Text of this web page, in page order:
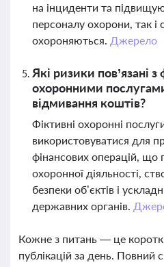
на інциденти та
персоналу охорони, так і
охороняються. Джерело
Які ризики пов’язані
охоронними
відмивання коштів?
Фіктивні охоронні
використовуватися для
фінансових операцій, що
охоронної діяльності,
безпеки об’єктів і
державних органів.
Кожне з питань — це
публікацій за день.